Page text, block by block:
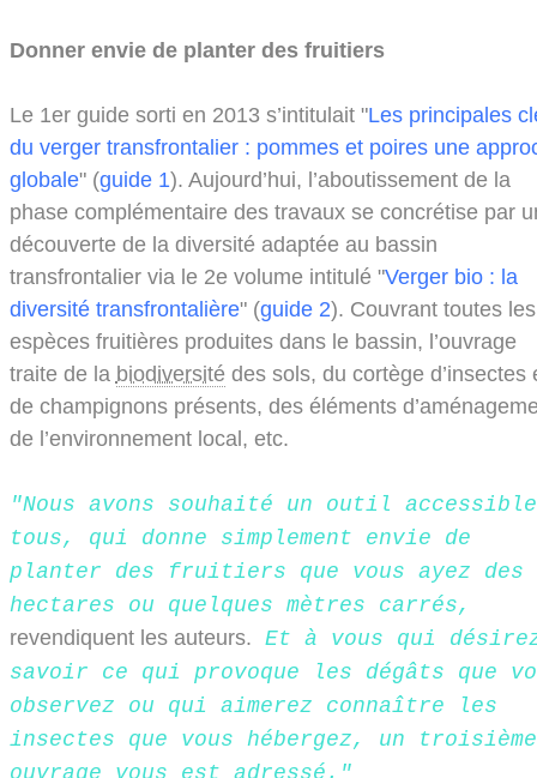
Donner envie de planter des fruitiers
Le 1er guide sorti en 2013 s’intitulait "Les principales
du verger transfrontalier : pommes et poires une
globale" (guide1). Aujourd’hui, l’aboutissement de la
phase complémentaire des travaux se concrétise par
découverte de la diversité adaptée au bassin
transfrontalier via le 2e volume intitulé "Verger bio : la
diversité transfrontalière" (guide 2). Couvrant toutes les
espèces fruitières produites dans le bassin, l’ouvrage
traite de la biodiversitédes sols, du cortège d’insectes
de champignons présents, des éléments
de l’environnement local, etc.
"Nous avons souhaité un outil
tous, qui donne simplement envie de
planter des fruitiers que vous ayez des
hectares ou quelques mètres carrés,
revendiquent les auteurs. Et à vous qui
savoir ce qui provoque les dégâts que
observez ou qui aimerez connaître les
insectes que vous hébergez, un troisième